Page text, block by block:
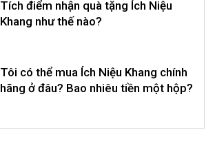
Tích điểm nhận quà tặng Ích Niệu
Khang như thế nào?
Tôi có thể mua Ích Niệu Khang chính
hãng ở đâu? Bao nhiêu tiền một hộp?